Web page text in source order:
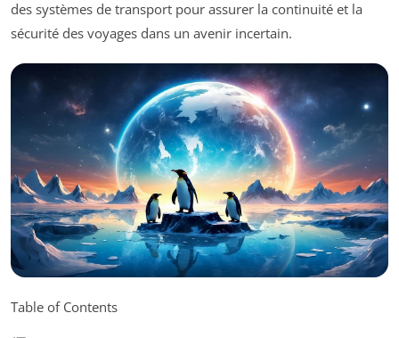
des systèmes de transport pour assurer la continuité et la
sécurité des voyages dans un avenir incertain.
Table of Contents